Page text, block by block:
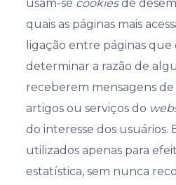
usam-se cookiesde
quais as páginas mais
ligação entre páginas que
determinar a razão de
receberem mensagens
artigos ou serviços do
do interesse dos usuários.
utilizados apenas para
estatística, sem nunca